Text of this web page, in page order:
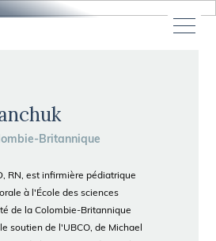
Britannique
RN, est infirmière pédiatrique
à l'École des sciences
de la Colombie-Britannique
soutien de l'UBCO, de Michael